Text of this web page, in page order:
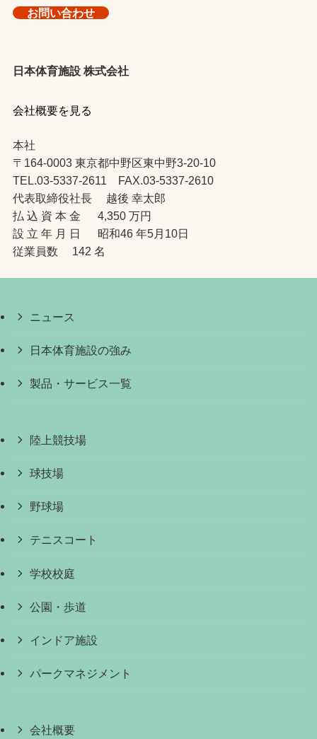
お問い合わせ
日本体育施設 株式会社
会社概要を見る
本社
〒164-0003 東京都中野区東中野3-20-10
TEL.03-5337-2611 FAX.03-5337-2610
代表取締役社長 越後 幸太郎
払 込 資 本 金 4,350 万円
設 立 年 月 日 昭和46 年5月10日
従業員数 142 名
ニュース
日本体育施設の強み
製品・サービス一覧
陸上競技場
球技場
野球場
テニスコート
学校校庭
公園・歩道
インドア施設
パークマネジメント
会社概要